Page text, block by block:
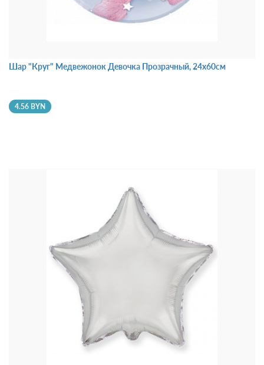
Шар "Круг" Медвежонок Девочка Прозрачный, 24х60см
4.56 BYN